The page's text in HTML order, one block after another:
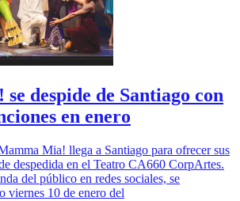
despide de Santiago con
en enero
Mia! llega a Santiago para ofrecer sus
despedida en el Teatro CA660 CorpArtes.
del público en redes sociales, se
viernes 10 de enero del